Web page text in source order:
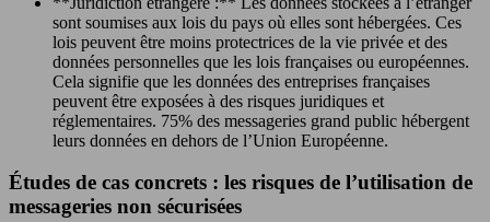
sont soumises aux lois du pays où elles sont hébergées. Ces
lois peuvent être moins protectrices de la vie privée et des
données personnelles que les lois françaises ou européennes.
Cela signifie que les données des entreprises françaises
peuvent être exposées à des risques juridiques et
réglementaires. 75% des messageries grand public hébergent
leurs données en dehors de l’Union Européenne.
Études de cas concrets : les risques de l’utilisation de
messageries non sécurisées